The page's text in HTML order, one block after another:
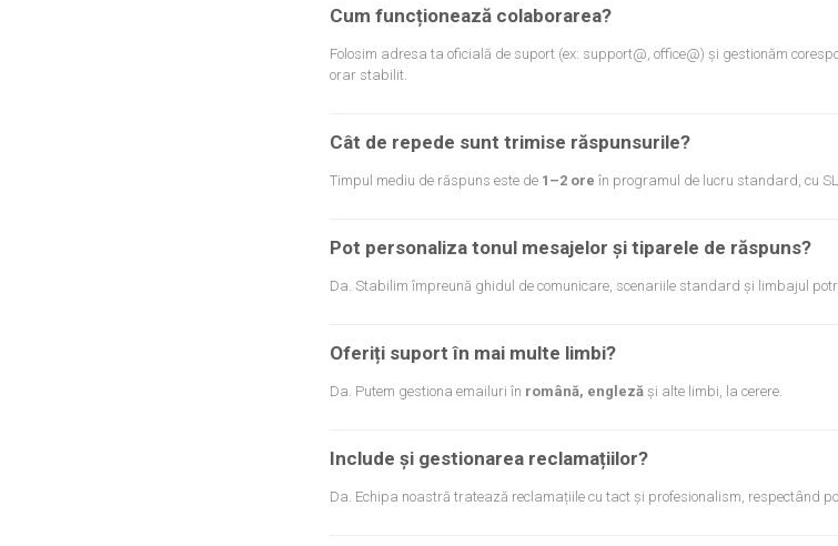
Cum funcționează colaborarea?
Folosim adresa ta oficială de suport (ex: support@, office@) și gestionăm
orar stabilit.
Cât de repede sunt trimise răspunsurile?
Timpul mediu de răspuns este de 1–2 ore în programul de lucru standard, cu
Pot personaliza tonul mesajelor și tiparele de răspuns?
Da. Stabilim împreună ghidul de comunicare, scenariile standard și limbajul
Oferiți suport în mai multe limbi?
Da. Putem gestiona emailuri în română, engleză și alte limbi, la cerere.
Include și gestionarea reclamațiilor?
Da. Echipa noastră tratează reclamațiile cu tact și profesionalism, respectând